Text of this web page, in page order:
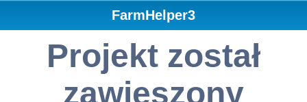
FarmHelper3
Projekt został
zawieszony